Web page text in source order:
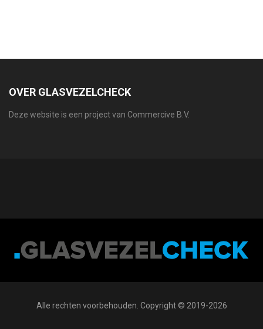
OVER GLASVEZELCHECK
Deze website is een project van Commercive B.V.
Alle rechten voorbehouden. Copyright © 2019-2026